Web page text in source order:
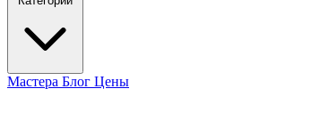
Мастера Блог Цены